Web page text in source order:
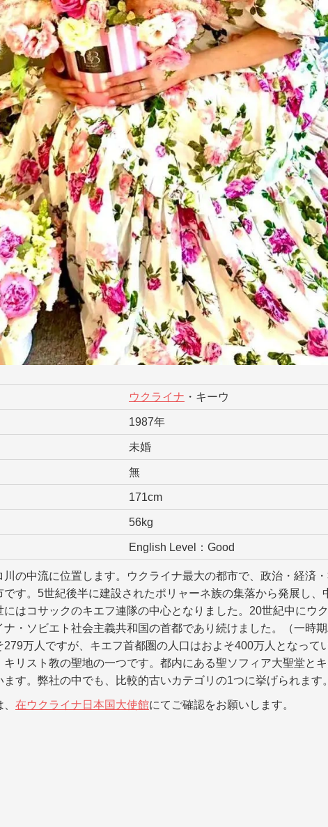
ウクライナ ・キーウ
1987年
未婚
無
171cm
56kg
English Level：Good
の中流に位置します。ウクライナ最大の都市で、政治・経済・
す。5世紀後半に建設されたポリャーネ族の集落から発展し、
はコサックのキエフ連隊の中心となりました。20世紀中にウ
・ソビエト社会主義共和国の首都であり続けました。（一時
万人ですが、キエフ首都圏の人口はおよそ400万人となって
リスト教の聖地の一つです。都内にある聖ソフィア大聖堂と
す。弊社の中でも、比較的古いカテゴリの1つに挙げられます。
在ウクライナ日本国大使館にてご確認をお願いします。